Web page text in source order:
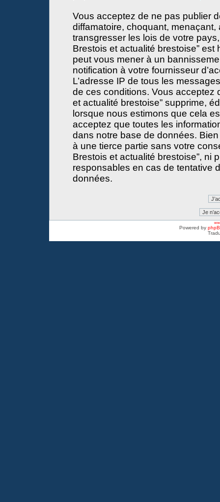
Vous acceptez de ne pas publier
diffamatoire, choquant,
transgresser les lois de votre
Brestois et actualité brestoise”
peut vous mener à un
notification à votre fournisseur
L’adresse IP de tous les
de ces conditions. Vous acceptez
et actualité brestoise” supprime,
lorsque nous estimons que cela
acceptez que toutes les
dans notre base de données.
à une tierce partie sans votre
Brestois et actualité brestoise”, ni
responsables en cas de tentative
données.
Powered by